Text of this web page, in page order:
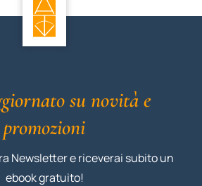
su novità e
promozioni
Newsletter e riceverai subito un
ebook gratuito!